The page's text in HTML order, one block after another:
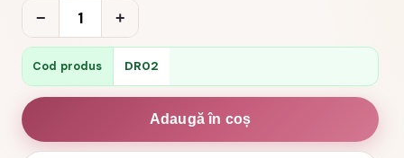
−
Cantitate
Cana
pentru
camping
cu
rulota,
+
Cod produs DR02
Adaugă în coș